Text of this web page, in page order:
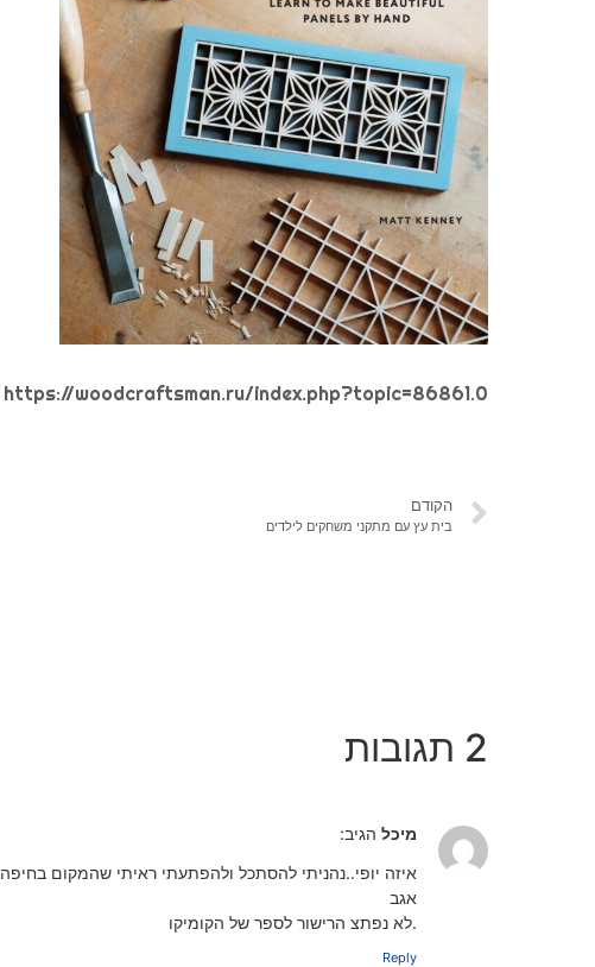
https://woodcraftsman.ru/index.php?topic=86861.0
הקודם
בית עץ עם מתקני משחקים לילדים
2 תגובות
מיכל הגיב:
איזה יופי..נהניתי להסתכל ולהפתעתי ראיתי שהמקום
אגב
.לא נפתצ הרישור לספר של הקומיקו
Reply